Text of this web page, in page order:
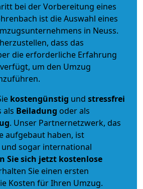
bei der Vorbereitung eines
ist die Auswahl eines
in Neuss.
dass das
die erforderliche Erfahrung
um den Umzug
kostengünstig und stressfrei
als Beiladung oder als
. Unser Partnernetzwerk, das
aufgebaut haben, ist
sogar international
Sie sich jetzt kostenlose
Sie einen ersten
Kosten für Ihren Umzug.